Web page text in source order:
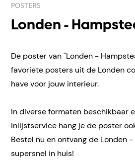
POSTERS
Londen -
De poster van "Londen -
favoriete posters uit de Londen
have voor jouw interieur.
In diverse formaten beschikbaar
inlijstservice hang je de poster
Bestel nu en ontvang de Londen
supersnel in huis!